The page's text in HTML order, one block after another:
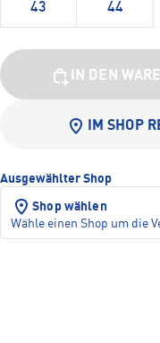
43 44
IN DEN
IM SHOP
Ausgewählter Shop
Shop wählen
Wähle einen Shop um die